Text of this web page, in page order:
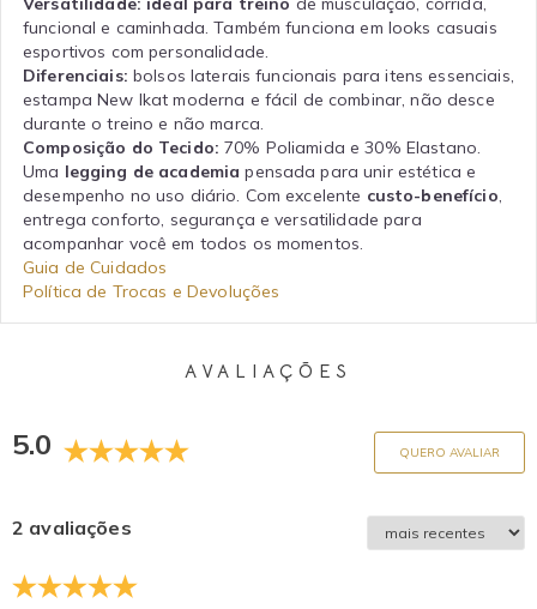
funcional e caminhada. Também funciona em looks casuais
esportivos com personalidade.
Diferenciais: bolsos laterais funcionais para itens essenciais,
estampa New Ikat moderna e fácil de combinar, não desce
durante o treino e não marca.
Composição do Tecido: 70% Poliamida e 30% Elastano.
Uma legging de academia pensada para unir estética e
desempenho no uso diário. Com excelente custo-benefício
entrega conforto, segurança e versatilidade para
acompanhar você em todos os momentos.
Guia de Cuidados
Política de Trocas e Devoluções
AVALIAÇÕES
5.0 QUERO AVALIAR
2 avaliações